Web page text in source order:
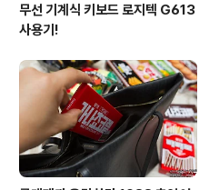
무선 기계식 키보드 로지텍 G613
사용기!